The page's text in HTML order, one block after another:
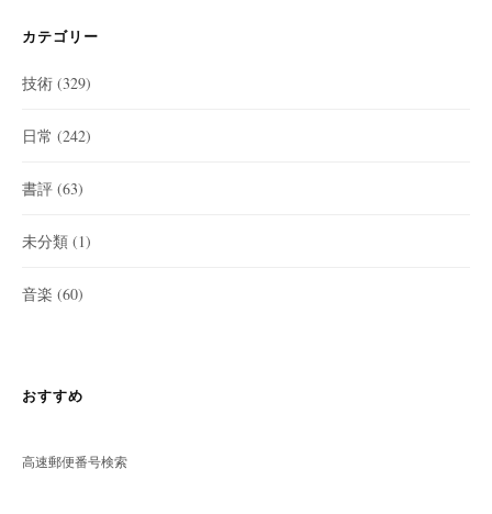
カテゴリー
技術 (329)
日常 (242)
書評 (63)
未分類 (1)
音楽 (60)
おすすめ
高速郵便番号検索